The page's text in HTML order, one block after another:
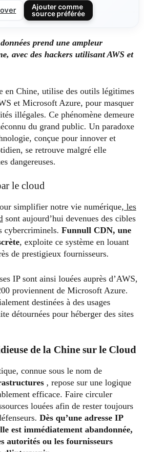
Ajouter comme
source préférée
prend une ampleur
avec des hackers utilisant AWS et
en Chine, utilise des outils légitimes
et Microsoft Azure, pour masquer
illégales. Ce phénomène demeure
du grand public. Un paradoxe
conçue pour innover et
se retrouve malgré elle
dangereuses.
le cloud
simplifier notre vie numérique, les
sont aujourd’hui devenues des cibles
cybercriminels. Funnull CDN, une
, exploite ce système en louant
de prestigieux fournisseurs.
IP sont ainsi louées auprès d’AWS,
proviennent de Microsoft Azure.
destinées à des usages
détournées pour héberger des sites
de la Chine sur le Cloud
connue sous le nom de
, repose sur une logique
efficace. Faire circuler
louées afin de rester toujours
Dès qu’une adresse IP
est immédiatement abandonnée,
autorités ou les fournisseurs